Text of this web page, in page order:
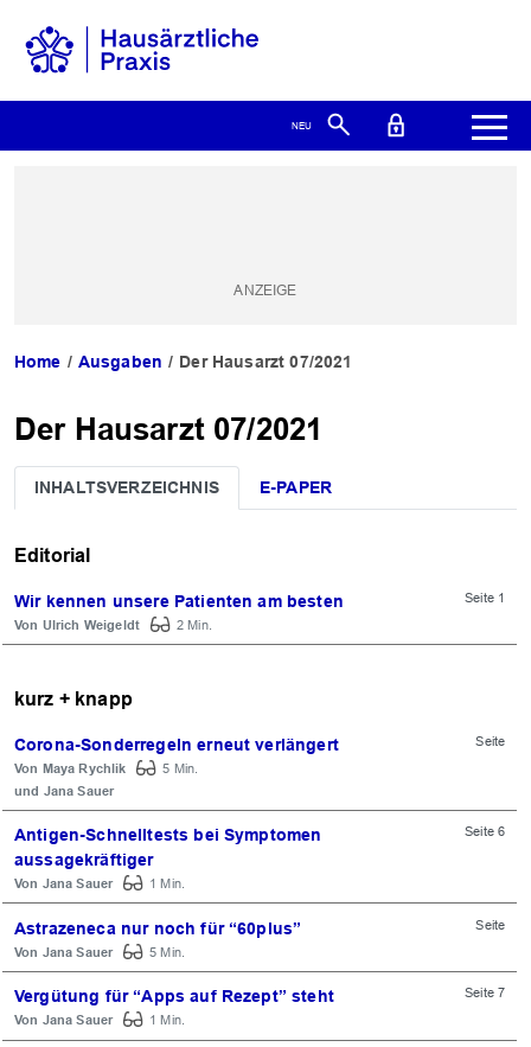
Home Ausgaben Der Hausarzt 07/2021
Der Hausarzt 07/2021
INHALTSVERZEICHNIS E-PAPER
Editorial
Wir kennen unsere Patienten am besten Seite 1
Ulrich Weigeldt 2 Min.
kurz + knapp
Corona-Sonderregeln erneut verlängert Seite
Maya Rychlik
Jana Sauer
5 Min.
Antigen-Schnelltests bei Symptomen
aussagekräftiger
Seite 6
Jana Sauer 1 Min.
Astrazeneca nur noch für “60plus” Seite
Jana Sauer 5 Min.
Vergütung für “Apps auf Rezept” steht Seite 7
Jana Sauer 1 Min.